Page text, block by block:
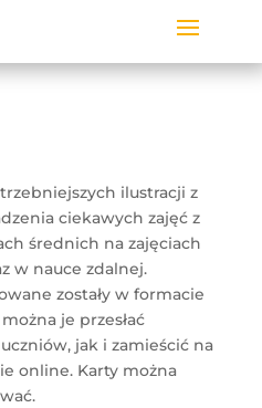
ilustracji z
ciekawych zajęć z
średnich na zajęciach
w nauce zdalnej.
zostały w formacie
je przesłać
jak i zamieścić na
online. Karty można